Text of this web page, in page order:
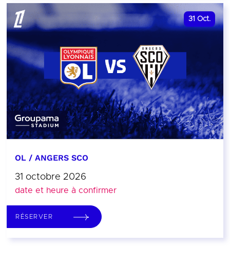
31 Oct.
OL / ANGERS SCO
31 octobre 2026
date et heure à confirmer
RÉSERVER